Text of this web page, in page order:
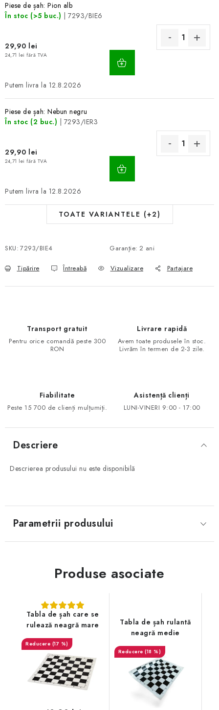
Piese de șah: Pion alb
În stoc (>5 buc.) | 7293/BIE6
29,90 lei
24,71 lei fără TVA
COŞ
12.8.2026
Piese de șah: Nebun negru
În stoc (2 buc.) | 7293/IER3
29,90 lei
24,71 lei fără TVA
COŞ
12.8.2026
TOATE VARIANTELE (+2)
SKU: 7293/BIE4 Garanţie: 2 ani
Tipărire Întreabă Vizualizare Partajare
Transport gratuit
Pentru orice comandă peste 300
RON
Livrare rapidă
Avem toate produsele în stoc.
Livrăm în termen de 2-3 zile.
Fiabilitate
Peste 15 700 de clienți mulțumiți.
Asistență clienți
LUNI-VINERI 9:00 - 17:00
Descriere
Descrierea produsului nu este disponibilă
Parametrii produsului
Produse asociate
Tabla de șah care se
rulează neagră mare
(17 %)
Tabla de șah rulantă
neagră medie
(18 %)